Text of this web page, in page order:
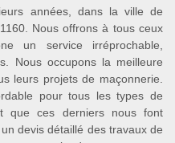
années, dans la ville de
Nous offrons à tous ceux
un service irréprochable,
Nous occupons la meilleure
leurs projets de maçonnerie.
pour tous les types de
que ces derniers nous font
devis détaillé des travaux de